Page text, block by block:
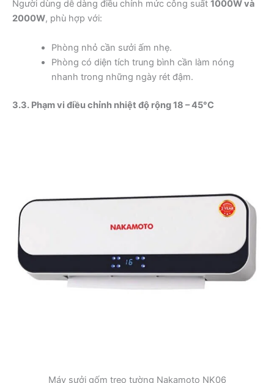
Người dùng dễ dàng điều chỉnh mức công suất 1000W và
2000W, phù hợp với:
Phòng nhỏ cần sưởi ấm nhẹ.
Phòng có diện tích trung bình cần làm nóng
nhanh trong những ngày rét đậm.
3.3. Phạm vi điều chỉnh nhiệt độ rộng 18 – 45°C
Máy sưởi gốm treo tường Nakamoto NK06